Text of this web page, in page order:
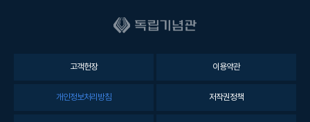
고객헌장 이용약관
개인정보처리방침 저작권정책